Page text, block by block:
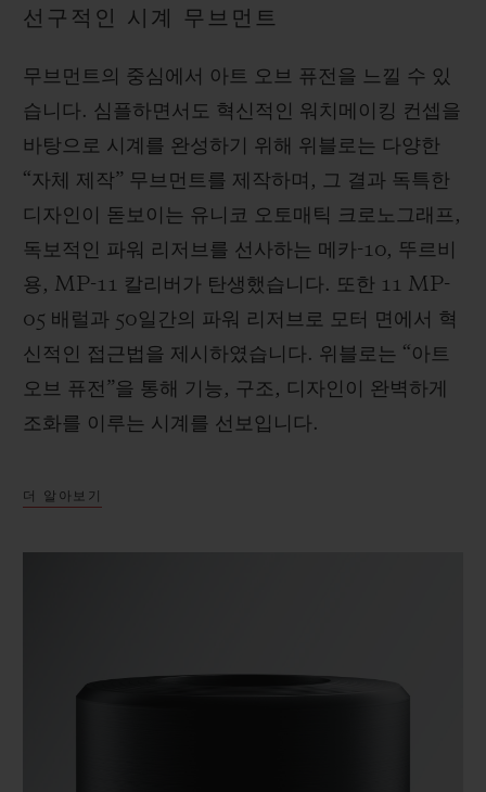
선구적인 시계 무브먼트
무브먼트의 중심에서 아트 오브 퓨전을 느낄 수 있
습니다. 심플하면서도 혁신적인 워치메이킹 컨셉을
바탕으로 시계를 완성하기 위해 위블로는 다양한
“자체 제작” 무브먼트를 제작하며, 그 결과 독특한
디자인이 돋보이는 유니코 오토매틱 크로노그래프,
독보적인 파워 리저브를 선사하는 메카-10, 뚜르비
용, MP-11 칼리버가 탄생했습니다. 또한 11 MP-
05 배럴과 50일간의 파워 리저브로 모터 면에서 혁
신적인 접근법을 제시하였습니다. 위블로는 “아트
오브 퓨전”을 통해 기능, 구조, 디자인이 완벽하게
조화를 이루는 시계를 선보입니다.
더 알아보기